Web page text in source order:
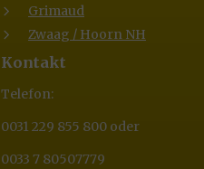
Grimaud
Zwaag / Hoorn NH
Kontakt
Telefon:
0031 229 855 800 oder
0033 7 80507779